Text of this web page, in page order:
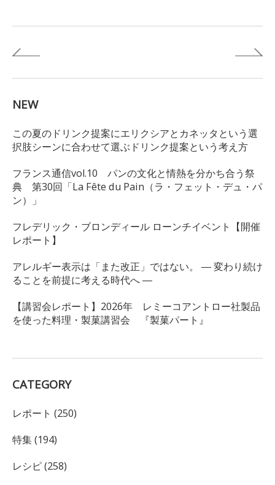
NEW
この夏のドリンク提案にエリクシアとカネッタという選
択肢シーンに合わせて選ぶドリンク提案という考え方
フランス通信vol.10 パンの文化と情熱を分かち合う祭
典 第30回「La Fête du Pain（ラ・フェット・デュ・パ
ン）」
フレデリック・ブロンディール ローンチイベント【開催
レポート】
アレルギー表示は「また改正」ではない。 ― 変わり続け
ることを前提に考える時代へ ―
【講習会レポート】2026年 レミーコアントロー社製品
を使った料理・製菓講習会 『製菓パート』
CATEGORY
レポート (250)
特集 (194)
レシピ (258)